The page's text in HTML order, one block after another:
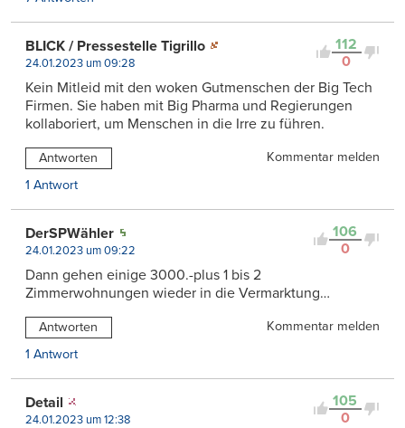
112
0
BLICK / Pressestelle Tigrillo
24.01.2023 um 09:28
Kein Mitleid mit den woken Gutmenschen der Big Tech
Firmen. Sie haben mit Big Pharma und Regierungen
kollaboriert, um Menschen in die Irre zu führen.
Antworten
Kommentar melden
1 Antwort
106
0
DerSPWähler
24.01.2023 um 09:22
Dann gehen einige 3000.-plus 1 bis 2
Zimmerwohnungen wieder in die Vermarktung…
Antworten
Kommentar melden
1 Antwort
105
0
Detail
24.01.2023 um 12:38